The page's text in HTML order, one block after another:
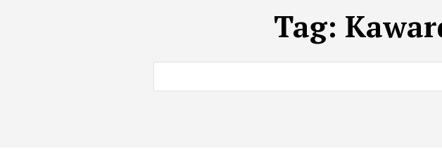
Tag: